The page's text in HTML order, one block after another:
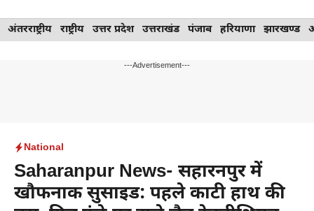
Skip
to
अंतरराष्ट्रीय राष्ट्रीय उत्तर प्रदेश उत्तराखंड पंजाब हरियाणा झारखण्ड
---Advertisement---
National
Saharanpur News- सहारनपुर में
खौफनाक सुसाइड: पहले काटी हाथ की